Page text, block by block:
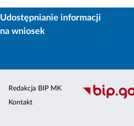
Udostępnianie informacji
na wniosek
Redakcja BIP MK
Kontakt